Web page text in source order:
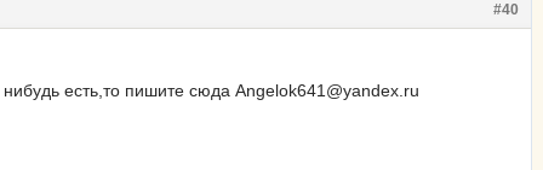
#40
есть,то пишите сюда Angelok641@yandex.ru